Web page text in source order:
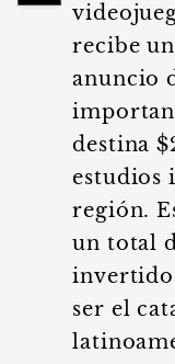
recibe
anuncio
destina
estudios
región.
un total
ser el